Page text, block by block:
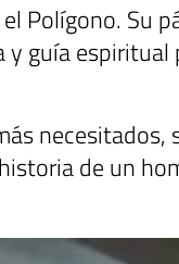
Polígono. Su
guía
necesitados,
de un